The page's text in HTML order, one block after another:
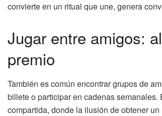
convierte en un ritual que une, genera
Jugar entre amigos:
premio
También es común encontrar grupos de
billete o participar en cadenas
compartida, donde la ilusión de obtener un